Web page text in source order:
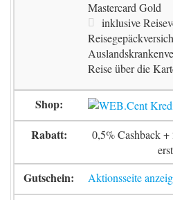
Mastercard Gold
inklusive
Reise über die
0,5% Cashback
Aktionsseite